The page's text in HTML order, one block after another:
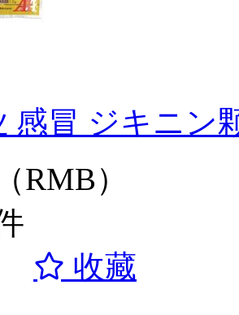
感冒 ジキニン
RMB）
收藏